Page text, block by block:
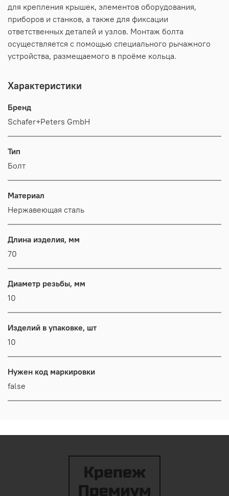
для крепления крышек, элементов оборудования,
приборов и станков, а также для фиксации
ответственных деталей и узлов. Монтаж болта
осуществляется с помощью специального рычажного
устройства, размещаемого в проёме кольца.
Характеристики
Бренд
Schafer+Peters GmbH
Тип
Болт
Материал
Нержавеющая сталь
Длина изделия, мм
70
Диаметр резьбы, мм
10
Изделий в упаковке, шт
10
Нужен код маркировки
false